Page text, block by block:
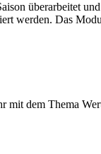
überarbeitet
werden. Das
mit dem Thema